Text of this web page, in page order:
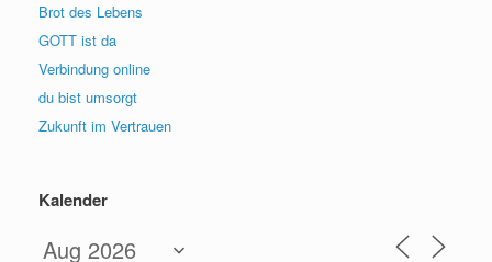
Brot des Lebens
GOTT ist da
Verbindung online
du bist umsorgt
Zukunft im Vertrauen
Kalender